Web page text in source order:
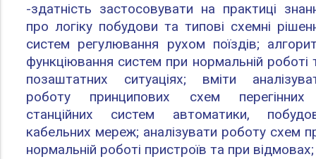
-здатність застосовувати на практиці
про логіку побудови та типові схемні
систем регулювання рухом поїздів;
функціювання систем при нормальній роботі
позаштатних ситуаціях; вміти
роботу принципових схем
станційних систем автоматики,
кабельних мереж; аналізувати роботу схем
нормальній роботі пристроїв та при відмовах;